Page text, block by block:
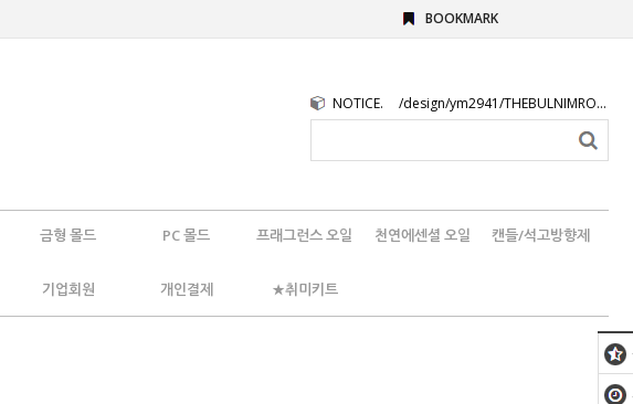
BOOKMARK
NOTICE. /design/ym2941/THEBULNIMROGO.png
금형 몰드 PC 몰드 프래그런스 오일 천연에센셜 오일 캔들/석고방향제
기업회원 개인결제 ★취미키트